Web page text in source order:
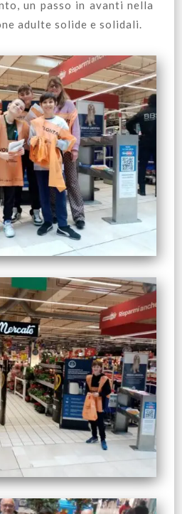
un passo in avanti nella
adulte solide e solidali.